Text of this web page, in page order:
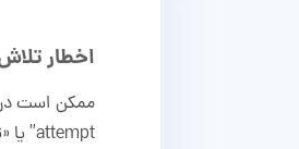
اخطار
attempt” یا «تلاش بیش از حد» و ... مشاهده می‌شود.